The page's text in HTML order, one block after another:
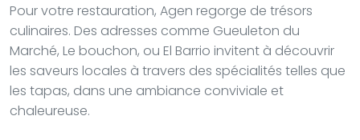
Pour votre restauration, Agen regorge de trésors
culinaires. Des adresses comme Gueuleton du
Marché, Le bouchon, ou El Barrio invitent à découvrir
les saveurs locales à travers des spécialités telles que
les tapas, dans une ambiance conviviale et
chaleureuse.